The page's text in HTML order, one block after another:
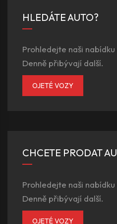
HLEDÁTE AUTO?
Prohledejte naši
Denně přibývají další.
OJETÉ VOZY
CHCETE PRODAT
Prohledejte naši
Denně přibývají další.
OJETÉ VOZY